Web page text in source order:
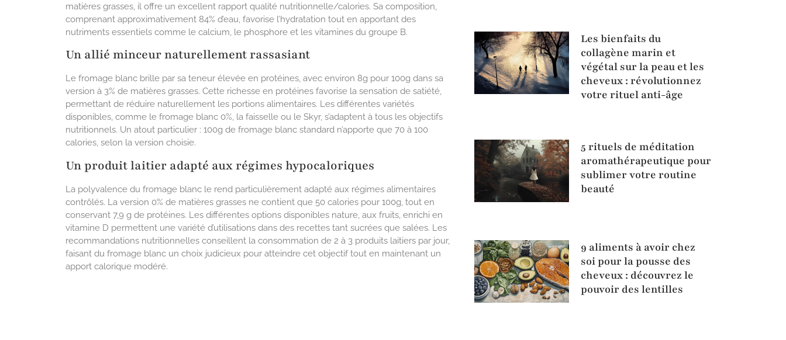
matières grasses, il offre un excellent rapport qualité nutritionnelle/calories. Sa composition,
comprenant approximativement 84% d’eau, favorise l’hydratation tout en apportant des
nutriments essentiels comme le calcium, le phosphore et les vitamines du groupe B.
Un allié minceur naturellement rassasiant
Le fromage blanc brille par sa teneur élevée en protéines, avec environ 8g pour 100g dans sa
version à 3% de matières grasses. Cette richesse en protéines favorise la sensation de satiété,
permettant de réduire naturellement les portions alimentaires. Les différentes variétés
disponibles, comme le fromage blanc 0%, la faisselle ou le Skyr, s’adaptent à tous les objectifs
nutritionnels. Un atout particulier : 100g de fromage blanc standard n’apporte que 70 à 100
calories, selon la version choisie.
Un produit laitier adapté aux régimes hypocaloriques
La polyvalence du fromage blanc le rend particulièrement adapté aux régimes alimentaires
contrôlés. La version 0% de matières grasses ne contient que 50 calories pour 100g, tout en
conservant 7,9 g de protéines. Les différentes options disponibles nature, aux fruits, enrichi en
vitamine D permettent une variété d’utilisations dans des recettes tant sucrées que salées. Les
recommandations nutritionnelles conseillent la consommation de 2 à 3 produits laitiers par jour,
faisant du fromage blanc un choix judicieux pour atteindre cet objectif tout en maintenant un
apport calorique modéré.
Les bienfaits du
collagène marin et
végétal sur la peau et les
cheveux : révolutionnez
votre rituel anti-âge
5 rituels de méditation
aromathérapeutique pour
sublimer votre routine
beauté
9 aliments à avoir chez
soi pour la pousse des
cheveux : découvrez le
pouvoir des lentilles